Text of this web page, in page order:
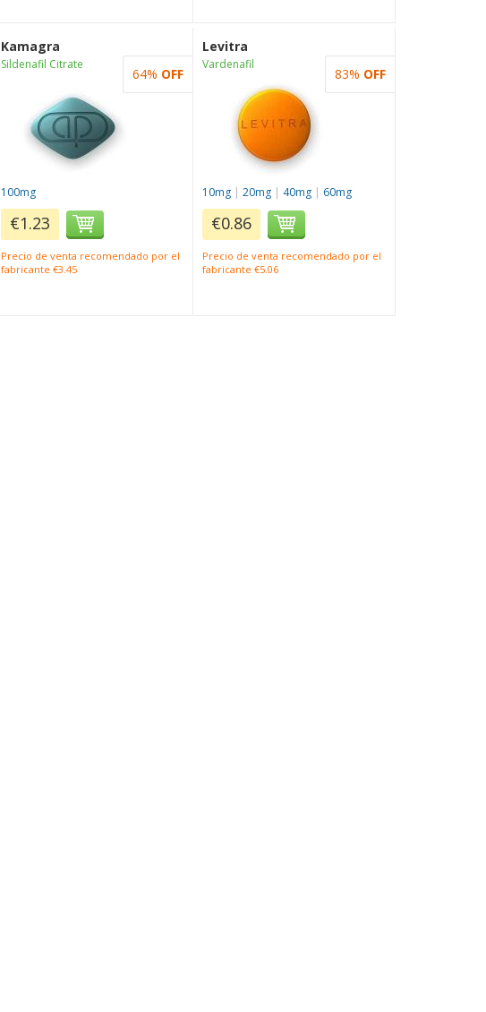
Kamagra
Sildenafil Citrate
100mg
€1.23
Precio de venta recomendado por el
fabricante €3.45
64% OFF
Levitra
Vardenafil
10mg |20mg | 40mg | 60mg
€0.86
Precio de venta recomendado por el
fabricante €5.06
83% OFF